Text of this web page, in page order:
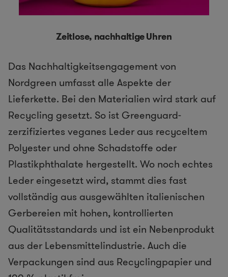
Zeitlose, nachhaltige Uhren
Das Nachhaltigkeitsengagement von
Nordgreen umfasst alle Aspekte der
Lieferkette. Bei den Materialien wird stark auf
Recycling gesetzt. So ist Greenguard-
zerzifiziertes veganes Leder aus recyceltem
Polyester und ohne Schadstoffe oder
Plastikphthalate hergestellt. Wo noch echtes
Leder eingesetzt wird, stammt dies fast
vollständig aus ausgewählten italienischen
Gerbereien mit hohen, kontrollierten
Qualitätsstandards und ist ein Nebenprodukt
aus der Lebensmittelindustrie. Auch die
Verpackungen sind aus Recyclingpapier und